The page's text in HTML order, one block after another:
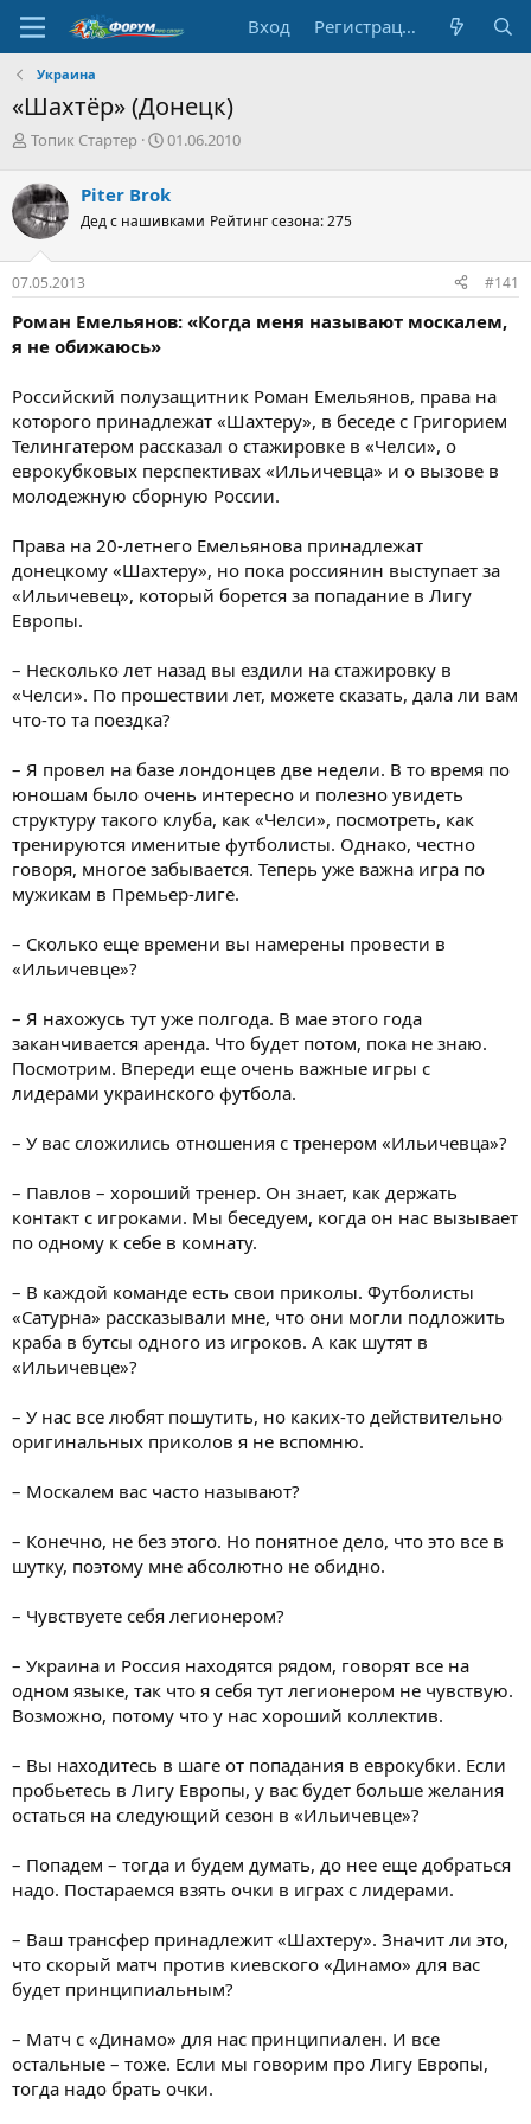
Вход Регистрация
Украина
«Шахтёр» (Донецк)
А
т
о
р
т
е
м
Топик Стартер
Д
а
н
ч
а
01.06.2010
Piter Brok
Дед с нашивками Рейтинг сезона: 275
07.05.2013 #141
Роман Емельянов: «Когда меня называют москалем,
я не обижаюсь»
Российский полузащитник Роман Емельянов, права на
которого принадлежат «Шахтеру», в беседе с Григорием
Телингатером рассказал о стажировке в «Челси», о
еврокубковых перспективах «Ильичевца» и о вызове в
молодежную сборную России.
Права на 20-летнего Емельянова принадлежат
донецкому «Шахтеру», но пока россиянин выступает за
«Ильичевец», который борется за попадание в Лигу
Европы.
– Несколько лет назад вы ездили на стажировку в
«Челси». По прошествии лет, можете сказать, дала ли вам
что-то та поездка?
– Я провел на базе лондонцев две недели. В то время по
юношам было очень интересно и полезно увидеть
структуру такого клуба, как «Челси», посмотреть, как
тренируются именитые футболисты. Однако, честно
говоря, многое забывается. Теперь уже важна игра по
мужикам в Премьер-лиге.
– Сколько еще времени вы намерены провести в
«Ильичевце»?
– Я нахожусь тут уже полгода. В мае этого года
заканчивается аренда. Что будет потом, пока не знаю.
Посмотрим. Впереди еще очень важные игры с
лидерами украинского футбола.
– У вас сложились отношения с тренером «Ильичевца»?
– Павлов – хороший тренер. Он знает, как держать
контакт с игроками. Мы беседуем, когда он нас вызывает
по одному к себе в комнату.
– В каждой команде есть свои приколы. Футболисты
«Сатурна» рассказывали мне, что они могли подложить
краба в бутсы одного из игроков. А как шутят в
«Ильичевце»?
– У нас все любят пошутить, но каких-то действительно
оригинальных приколов я не вспомню.
– Москалем вас часто называют?
– Конечно, не без этого. Но понятное дело, что это все в
шутку, поэтому мне абсолютно не обидно.
– Чувствуете себя легионером?
– Украина и Россия находятся рядом, говорят все на
одном языке, так что я себя тут легионером не чувствую.
Возможно, потому что у нас хороший коллектив.
– Вы находитесь в шаге от попадания в еврокубки. Если
пробьетесь в Лигу Европы, у вас будет больше желания
остаться на следующий сезон в «Ильичевце»?
– Попадем – тогда и будем думать, до нее еще добраться
надо. Постараемся взять очки в играх с лидерами.
– Ваш трансфер принадлежит «Шахтеру». Значит ли это,
что скорый матч против киевского «Динамо» для вас
будет принципиальным?
– Матч с «Динамо» для нас принципиален. И все
остальные – тоже. Если мы говорим про Лигу Европы,
тогда надо брать очки.